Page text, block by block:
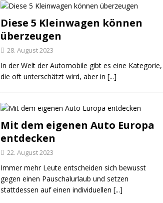
Diese 5 Kleinwagen können
überzeugen
28. August 2023
In der Welt der Automobile gibt es eine Kategorie,
die oft unterschätzt wird, aber in [...]
Mit dem eigenen Auto Europa
entdecken
22. August 2023
Immer mehr Leute entscheiden sich bewusst
gegen einen Pauschalurlaub und setzen
stattdessen auf einen individuellen [...]